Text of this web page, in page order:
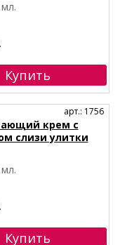
арт.: 1756
крем с
слизи улитки